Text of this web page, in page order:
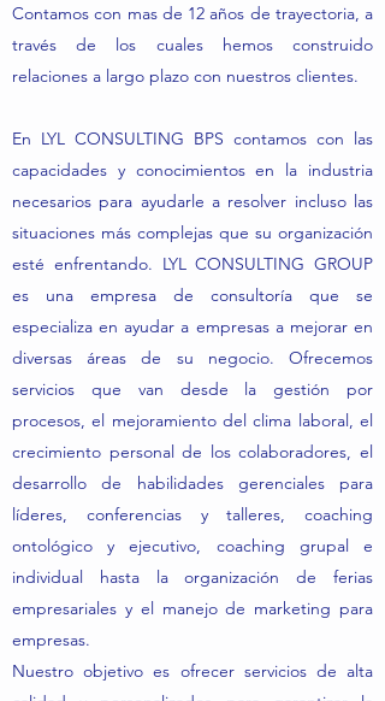
Contamos con mas de 12 años de trayectoria, a
través de los cuales hemos construido
relaciones a largo plazo con nuestros clientes.
En LYL CONSULTING BPS contamos con las
capacidades y conocimientos en la industria
necesarios para ayudarle a resolver incluso las
situaciones más complejas que su organización
esté enfrentando. LYL CONSULTING GROUP
es una empresa de consultoría que se
especializa en ayudar a empresas a mejorar en
diversas áreas de su negocio. Ofrecemos
servicios que van desde la gestión por
procesos, el mejoramiento del clima laboral, el
crecimiento personal de los colaboradores, el
desarrollo de habilidades gerenciales para
líderes, conferencias y talleres, coaching
ontológico y ejecutivo, coaching grupal e
individual hasta la organización de ferias
empresariales y el manejo de marketing para
empresas.
Nuestro objetivo es ofrecer servicios de alta